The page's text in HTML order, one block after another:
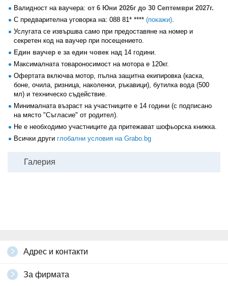
Валидност на ваучера: от 6 Юни 2026г до 30 Септември 2027г.
С предварителна уговорка на: 088 81* **** (покажи).
Услугата се извършва само при предоставяне на номер и
секретен код на ваучер при посещението.
Един ваучер е за един човек над 14 години.
Максималната товароносимост на мотора е 120кг.
Офертата включва мотор, пълна защитна екипировка (каска,
боне, очила, ризница, наколенки, ръкавици), бутилка вода (500
мл) и техническо съдействие.
Минималната възраст на участниците е 14 години (с подписано
на място "Съгласие" от родител).
Не е необходимо участниците да притежават шофьорска книжка.
Всички други глобални условия на Grabo.bg
Галерия
Адрес и контакти
За фирмата